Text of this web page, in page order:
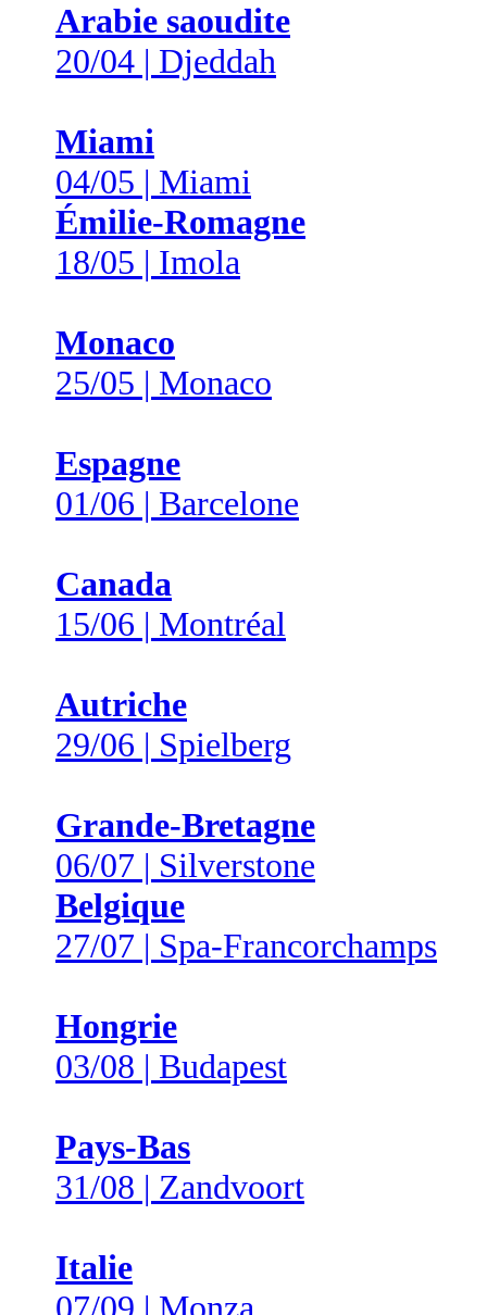
Arabie saoudite
20/04 | Djeddah
Miami
04/05 | Miami
Émilie-Romagne
18/05 | Imola
Monaco
25/05 | Monaco
Espagne
01/06 | Barcelone
Canada
15/06 | Montréal
Autriche
29/06 | Spielberg
Grande-Bretagne
06/07 | Silverstone
Belgique
27/07 | Spa-Francorchamps
Hongrie
03/08 | Budapest
Pays-Bas
31/08 | Zandvoort
Italie